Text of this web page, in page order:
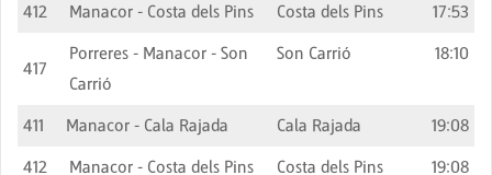
412
Manacor - Costa dels Pins Costa dels Pins 17:53
417
Porreres - Manacor - Son
Carrió
Son Carrió 18:10
411 Manacor - Cala Rajada Cala Rajada
19:08
412
Manacor - Costa dels Pins Costa dels Pins
19:08